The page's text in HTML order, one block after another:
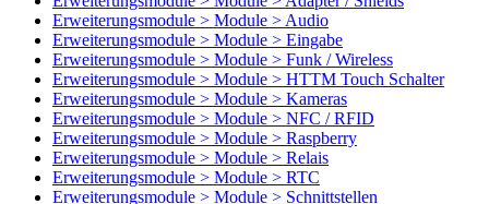
Erweiterungsmodule > Module > Audio
Erweiterungsmodule > Module > Eingabe
Erweiterungsmodule > Module > Funk / Wireless
Erweiterungsmodule > Module > HTTM Touch Schalter
Erweiterungsmodule > Module > Kameras
Erweiterungsmodule > Module > NFC / RFID
Erweiterungsmodule > Module > Raspberry
Erweiterungsmodule > Module > Relais
Erweiterungsmodule > Module > RTC
Erweiterungsmodule > Module > Schnittstellen